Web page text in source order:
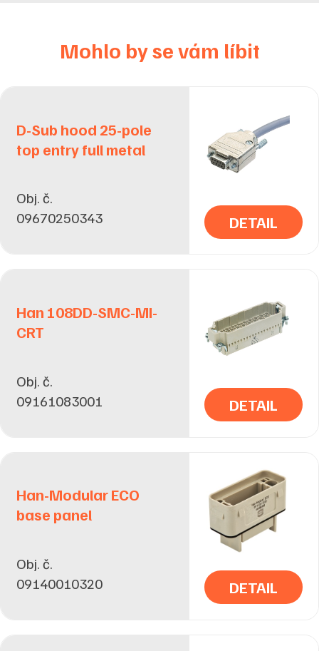
Mohlo by se vám líbit
D-Sub hood 25-pole
top entry full metal
Obj. č.
09670250343
DETAIL
Han 108DD-SMC-MI-
CRT
Obj. č.
09161083001
DETAIL
Han-Modular ECO
base panel
Obj. č.
09140010320
DETAIL